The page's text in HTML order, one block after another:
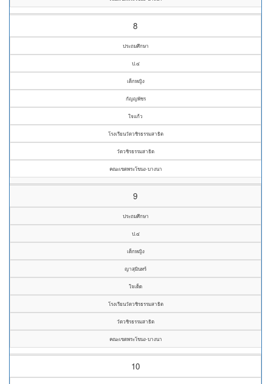
8
ประถมศึกษา
ป.๔
เด็กหญิง
กัญญพัชร
ใจแก้ว
โรงเรียนวัดวชิรธรรมสาธิต
วัดวชิรธรรมสาธิต
คณะเขตพระโขนง-บางนา
9
ประถมศึกษา
ป.๔
เด็กหญิง
ญาสุมินทร์
ใจเด็ด
โรงเรียนวัดวชิรธรรมสาธิต
วัดวชิรธรรมสาธิต
คณะเขตพระโขนง-บางนา
10